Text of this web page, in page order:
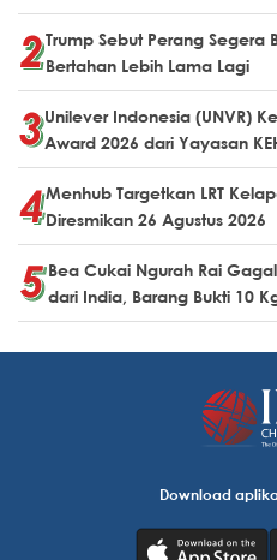
Trump Sebut Perang Segera
Bertahan Lebih Lama Lagi
Unilever Indonesia (UNVR)
Award 2026 dari Yayasan
Menhub Targetkan LRT
Diresmikan 26 Agustus 2026
Bea Cukai Ngurah Rai
dari India, Barang Bukti 10
Download